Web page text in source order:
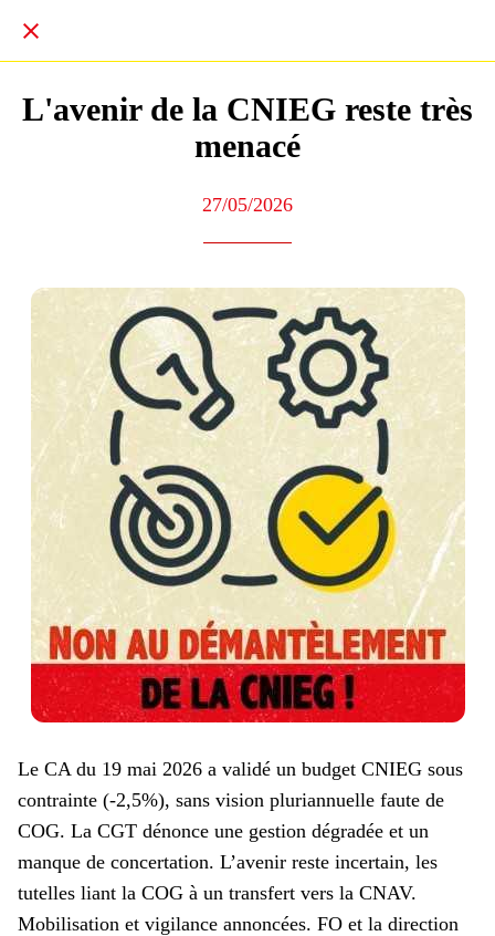
L'avenir de la CNIEG reste très
menacé
27/05/2026
Le CA du 19 mai 2026 a validé un budget CNIEG sous
contrainte (-2,5%), sans vision pluriannuelle faute de
COG. La CGT dénonce une gestion dégradée et un
manque de concertation. L’avenir reste incertain, les
tutelles liant la COG à un transfert vers la CNAV.
Mobilisation et vigilance annoncées. FO et la direction